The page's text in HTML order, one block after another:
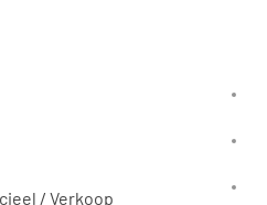
/ Verkoop